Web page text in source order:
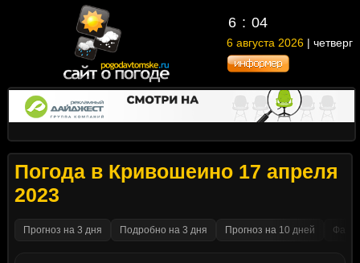
6 : 04
6 августа 2026 | четверг
Погода в Кривошеино 17 апреля
2023
Прогноз на 3 дня Подробно на 3 дня Прогноз на 10 дней